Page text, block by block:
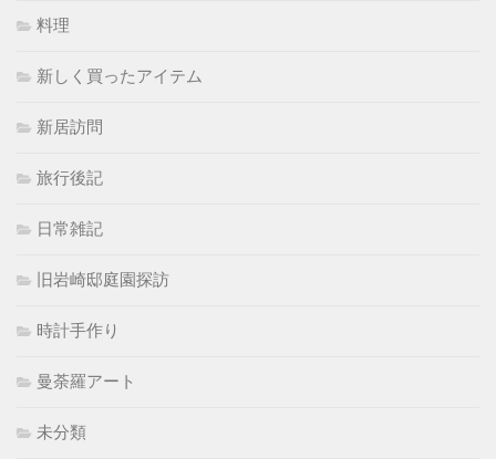
料理
新しく買ったアイテム
新居訪問
旅行後記
日常雑記
旧岩崎邸庭園探訪
時計手作り
曼荼羅アート
未分類